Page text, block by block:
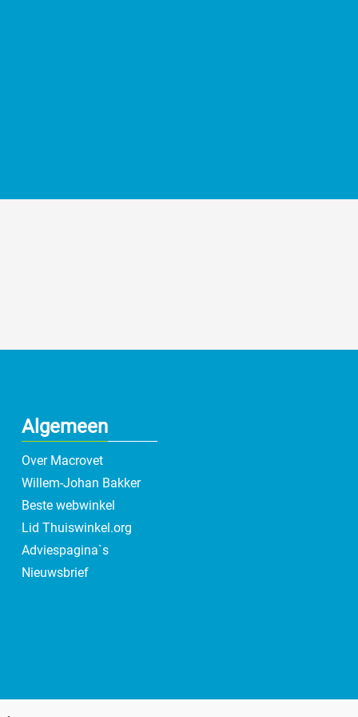
Algemeen
Over Macrovet
Willem-Johan Bakker
Beste webwinkel
Lid Thuiswinkel.org
Adviespagina`s
Nieuwsbrief